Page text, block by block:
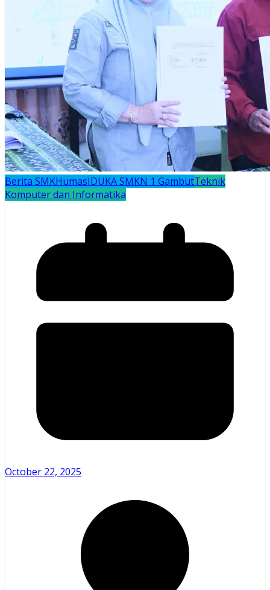
Berita SMKHumasIDUKA SMKN 1 GambutTeknik
Komputer dan Informatika
October 22, 2025